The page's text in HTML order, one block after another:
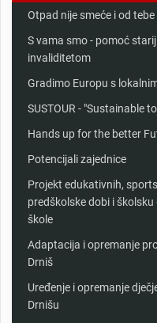
Otpad nije smeće i od tebe
S vama smo - pomoć
invaliditetom
Gradimo Europu s
SUSTOUR - "Sustainable
Hands up for the better
Potencijali zajednice
Projekt edukativnih,
predškolske dobi i
škole
Adaptacija i opremanje
Drniš
Uređenje i opremanje
Drnišu